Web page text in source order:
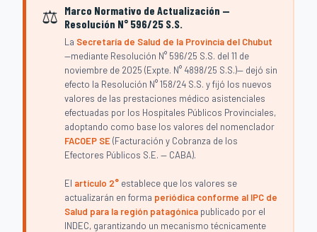
⚖️ Marco Normativo de Actualización —
Resolución N° 596/25 S.S.
La Secretaría de Salud de la Provincia del Chubut
—mediante Resolución N° 596/25 S.S. del 11 de
noviembre de 2025 (Expte. N° 4898/25 S.S.)— dejó sin
efecto la Resolución N° 158/24 S.S. y fijó los nuevos
valores de las prestaciones médico asistenciales
efectuadas por los Hospitales Públicos Provinciales,
adoptando como base los valores del nomenclador
FACOEP SE(Facturación y Cobranza de los
Efectores Públicos S.E. — CABA).
El artículo 2° establece que los valores se
actualizarán en forma periódica conforme al IPC de
Salud para la región patagónica publicado por el
INDEC, garantizando un mecanismo técnicamente